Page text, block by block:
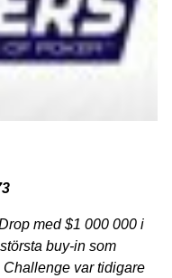
med $1 000 000 i
buy-in som
var tidigare